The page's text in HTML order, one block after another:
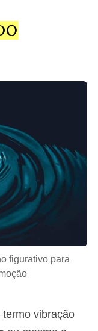
figurativo para
vibração